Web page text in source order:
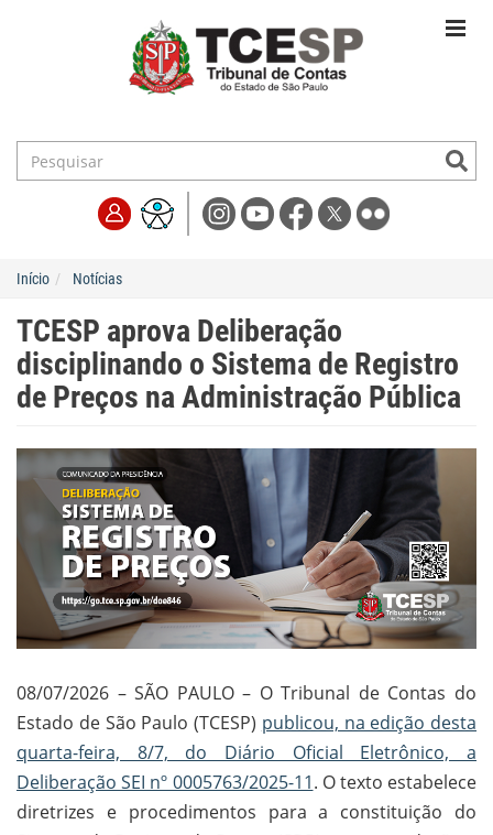
Início Notícias
TCESP aprova Deliberação
disciplinando o Sistema de Registro
de Preços na Administração Pública
08/07/2026 – SÃO PAULO – O Tribunal de Contas do
Estado de São Paulo (TCESP) publicou, na edição desta
quarta-feira, 8/7, do Diário Oficial Eletrônico, a
Deliberação SEI nº 0005763/2025-11. O texto estabelece
diretrizes e procedimentos para a constituição do